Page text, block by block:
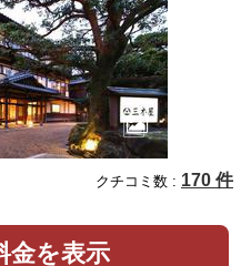
クチコミ数 : 170 件
金を表示